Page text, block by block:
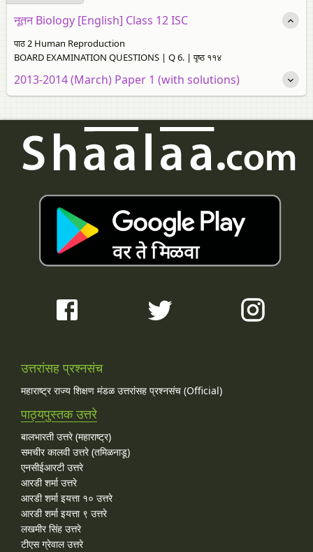
नूतन Biology [English] Class 12 ISC
पाठ 2 Human Reproduction
BOARD EXAMINATION QUESTIONS | Q 6. | पृष्ठ ११४
2013-2014 (March) Paper 1 (with solutions)
उत्तरांसह प्रश्नसंच
महाराष्ट्र राज्य शिक्षण मंडळ उत्तरांसह प्रश्नसंच (Official)
पाठ्यपुस्तक उत्तरे
बालभारती उत्तरे (महाराष्ट्र)
समचीर कालवी उत्तरे (तमिळनाडू)
एनसीईआरटी उत्तरे
आरडी शर्मा उत्तरे
आरडी शर्मा इयत्ता १० उत्तरे
आरडी शर्मा इयत्ता ९ उत्तरे
लखमीर सिंह उत्तरे
टीएस ग्रेवाल उत्तरे